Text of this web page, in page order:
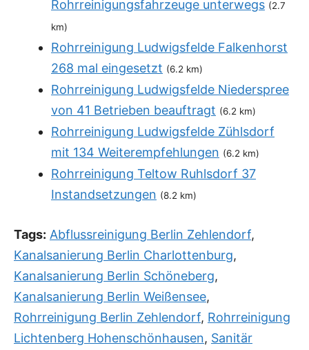
Rohrreinigungsfahrzeuge unterwegs (2.7
km)
Rohrreinigung Ludwigsfelde Falkenhorst
268 mal eingesetzt (6.2 km)
Rohrreinigung Ludwigsfelde Niederspree
von 41 Betrieben beauftragt (6.2 km)
Rohrreinigung Ludwigsfelde Zühlsdorf
mit 134 Weiterempfehlungen (6.2 km)
Rohrreinigung Teltow Ruhlsdorf 37
Instandsetzungen (8.2 km)
Tags: Abflussreinigung Berlin Zehlendorf,
Kanalsanierung Berlin Charlottenburg,
Kanalsanierung Berlin Schöneberg,
Kanalsanierung Berlin Weißensee,
Rohrreinigung Berlin Zehlendorf, Rohrreinigung
Lichtenberg Hohenschönhausen, Sanitär